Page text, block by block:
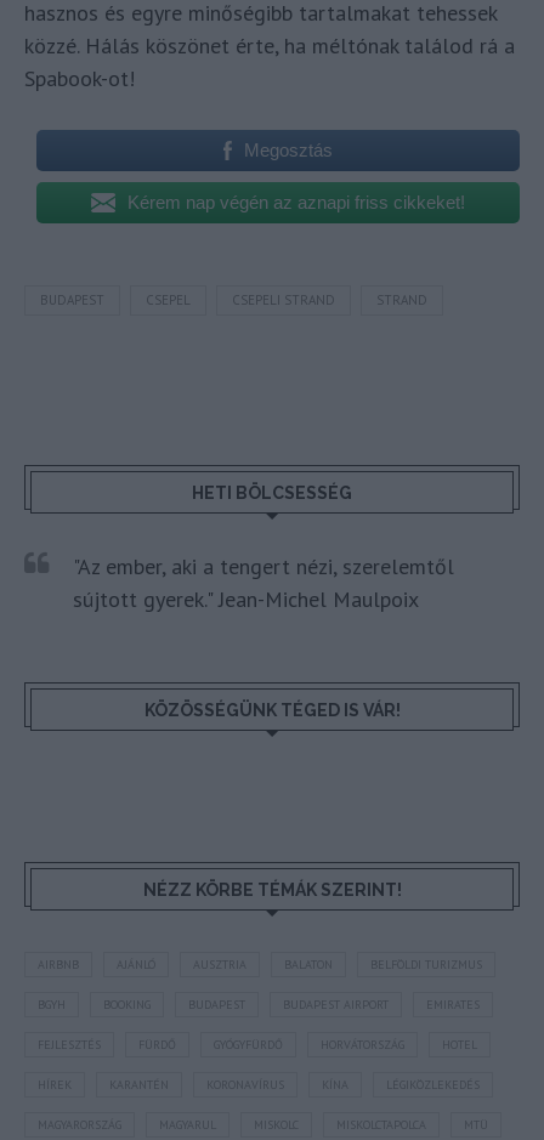
hasznos és egyre minőségibb tartalmakat tehessek
közzé. Hálás köszönet érte, ha méltónak találod rá a
Spabook-ot!
Megosztás
Kérem nap végén az aznapi friss cikkeket!
BUDAPEST CSEPEL CSEPELI STRAND STRAND
HETI BÖLCSESSÉG
"Az ember, aki a tengert nézi, szerelemtől
sújtott gyerek." Jean-Michel Maulpoix
KÖZÖSSÉGÜNK TÉGED IS VÁR!
NÉZZ KÖRBE TÉMÁK SZERINT!
AUSZTRIA BALATON BELFÖLDI TURIZMUS
BUDAPEST BUDAPEST AIRPORT EMIRATES
FEJLESZTÉS HORVÁTORSZÁG HOTEL
KARANTÉN LÉGIKÖZLEKEDÉS
MAGYARORSZÁG MISKOLCTAPOLCA MTÜ